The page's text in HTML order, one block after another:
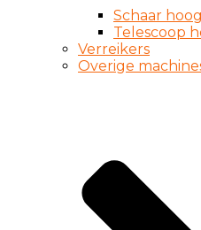
Schaar
Telescoop
Verreikers
Overige